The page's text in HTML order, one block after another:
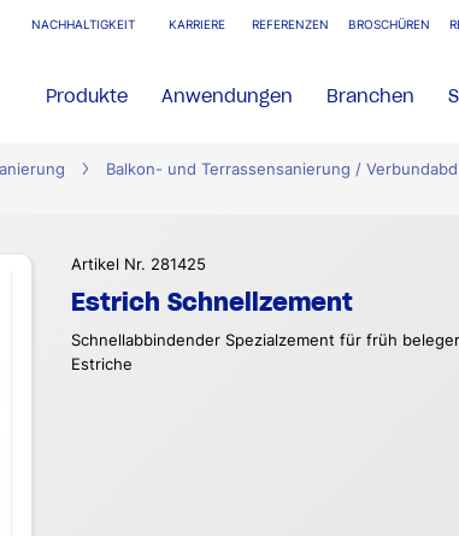
NACHHALTIGKEIT KARRIERE REFERENZEN BROSCHÜREN
Produkte Anwendungen Branchen
Balkon- und Terrassensanierung /
Artikel Nr. 281425
Estrich Schnellzement
Schnellabbindender Spezialzement für früh
Estriche